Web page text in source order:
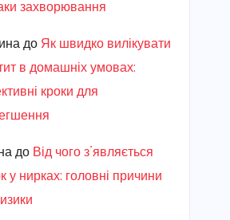
захворювання
до Як швидко вилікувати
в домашніх умовах:
кроки для
до Від чого з’являється
у нирках: головні причини